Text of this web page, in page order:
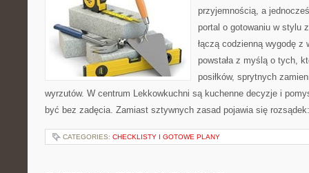
przyjemnością, a
portal o gotowaniu w stylu
łączą codzienną wygodę
powstała z myślą o tych,
posiłków, sprytnych
wyrzutów. W centrum Lekkowkuchni są kuchenne decyzje i
być bez zadęcia. Zamiast sztywnych zasad pojawia się
CATEGORIES: CHECKLISTY I GOTOWE PLANY